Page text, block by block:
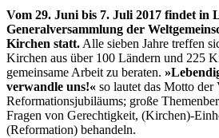
Vom 29. Juni bis 7. Juli 2017 findet in
Generalversammlung der
Kirchen statt.Alle sieben Jahre treffen
Kirchen aus über 100 Ländern und 225
gemeinsame Arbeit zu beraten.
verwandle uns!« so lautet das Motto der
Reformationsjubiläums; große
Fragen von Gerechtigkeit, (Kirchen)-
(Reformation) behandeln.